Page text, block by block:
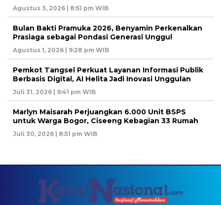
Agustus 3, 2026 | 8:51 pm WIB
Bulan Bakti Pramuka 2026, Benyamin Perkenalkan
Prasiaga sebagai Pondasi Generasi Unggul
Agustus 1, 2026 | 9:28 pm WIB
Pemkot Tangsel Perkuat Layanan Informasi Publik
Berbasis Digital, AI Helita Jadi Inovasi Unggulan
Juli 31, 2026 | 9:41 pm WIB
Marlyn Maisarah Perjuangkan 6.000 Unit BSPS
untuk Warga Bogor, Ciseeng Kebagian 33 Rumah
Juli 30, 2026 | 8:51 pm WIB